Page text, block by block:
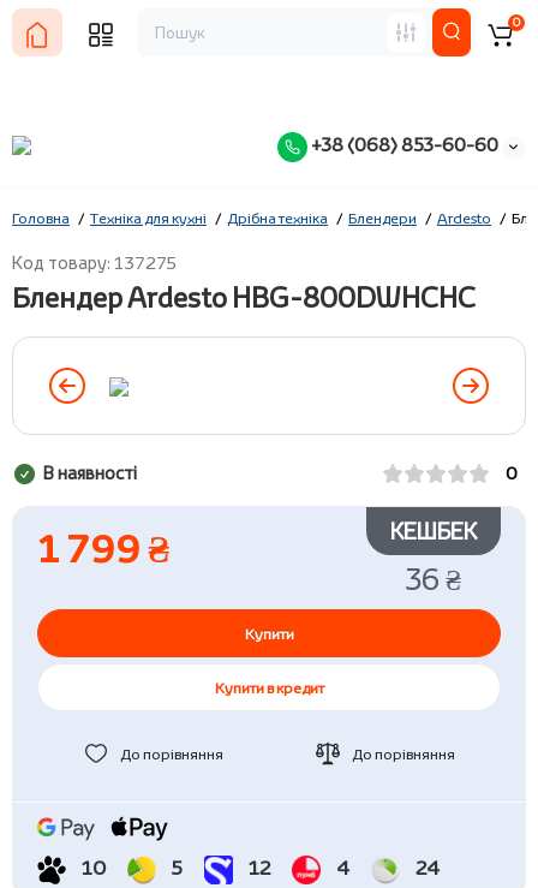
+38 (068) 853-60-60
0
Головна Техніка для кухні Дрібна техніка Блендери Ardesto
Код товару: 137275
Блендер Ardesto HBG-800DWHCHC
В наявності 0
1 799 ₴ КЕШБЕК
36 ₴
Купити
Купити в кредит
До порівняння До порівняння
10 5 12 4 24